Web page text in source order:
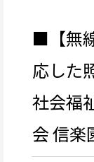
■【無
応した
社会福
会 信楽